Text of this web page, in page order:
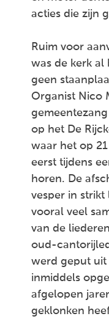
acties die zijn
Ruim voor
was de kerk al
geen
Organist Nico
op het De
waar het op
eerst tijdens
horen. De
vesper in strikt
vooral veel
van de
oud-
werd geput uit
inmiddels
afgelopen
geklonken